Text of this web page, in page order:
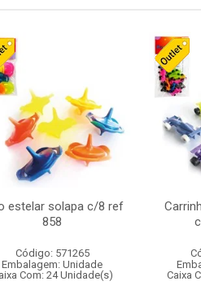
estelar solapa c/8 ref
858
Código: 571265
Embalagem: Unidade
Com: 24 Unidade(s)
Caixa